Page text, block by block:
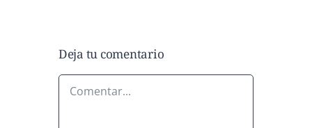
Deja tu comentario
Comentar